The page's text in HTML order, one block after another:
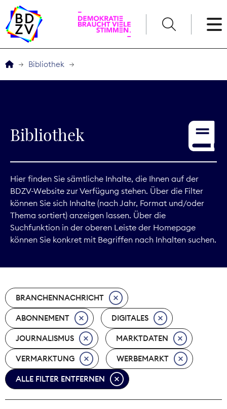
Service
Digitales
Kommunikation
Marktdaten
Nachhaltigkeit
Nachwuchs
Nova Award
Pressefreiheit
Print
Bibliothek
Bibliothek
Hier finden Sie sämtliche Inhalte, die Ihnen auf der
BDZV-Website zur Verfügung stehen. Über die Filter
können Sie sich Inhalte (nach Jahr, Format und/oder
Thema sortiert) anzeigen lassen. Über die
Suchfunktion in der oberen Leiste der Homepage
können Sie konkret mit Begriffen nach Inhalten suchen.
BRANCHENNACHRICHT
ABONNEMENT DIGITALES
JOURNALISMUS MARKTDATEN
VERMARKTUNG WERBEMARKT
ALLE FILTER ENTFERNEN